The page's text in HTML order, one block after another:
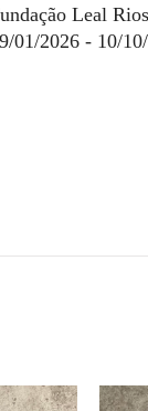
Leal
01/2026 - 10/